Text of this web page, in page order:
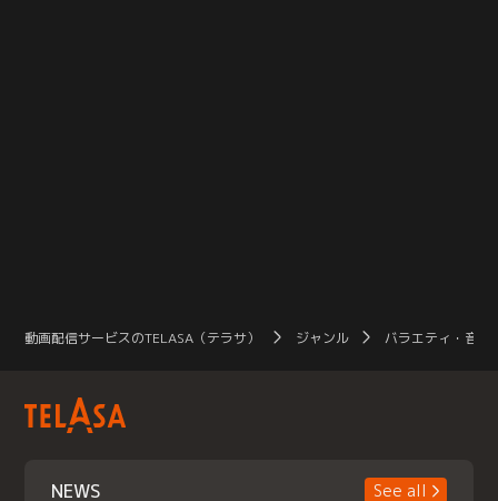
動画配信サービスのTELASA（テラサ） ジャンル バラエティ・音楽
NEWS See all